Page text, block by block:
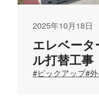
2025年10月18日
エレベータ
ル打替工事
#ピックアップ#